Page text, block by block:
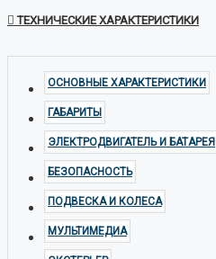
ТЕХНИЧЕСКИЕ ХАРАКТЕРИСТИКИ
ОСНОВНЫЕ ХАРАКТЕРИСТИКИ
ГАБАРИТЫ
ЭЛЕКТРОДВИГАТЕЛЬ И БАТАРЕЯ
БЕЗОПАСНОСТЬ
ПОДВЕСКА И КОЛЕСА
МУЛЬТИМЕДИА